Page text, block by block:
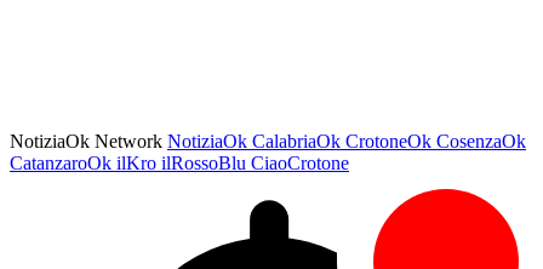
NotiziaOk Network NotiziaOk CalabriaOk CrotoneOk CosenzaOk
CatanzaroOk ilKro ilRossoBlu CiaoCrotone